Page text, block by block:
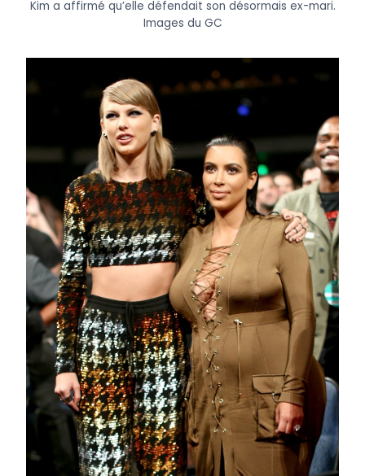
Kim a affirmé qu’elle défendait son désormais ex-mari.
Images du GC